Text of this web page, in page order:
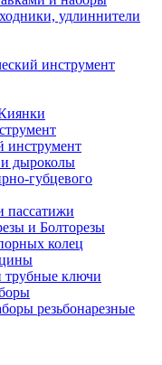
удлиннители
инструмент
инструмент
дыроколы
губцевого
пассатижи
и Болторезы
колец
трубные ключи
резьбонарезные